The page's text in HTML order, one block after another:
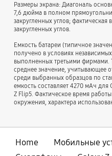
Размеры экрана: Диагональ
7,6 дюйма в полном
закругленных углов;
закругленных углов.
Емкость батареи (типичное
получено в условиях
выполненных третьими фирмами.
среднее значение, учитывающее
среди выбранных образцов по
емкость составляет 4270 мАч
Z Flip5. Фактическое время работы
окружения, характера
Home
Мобильные